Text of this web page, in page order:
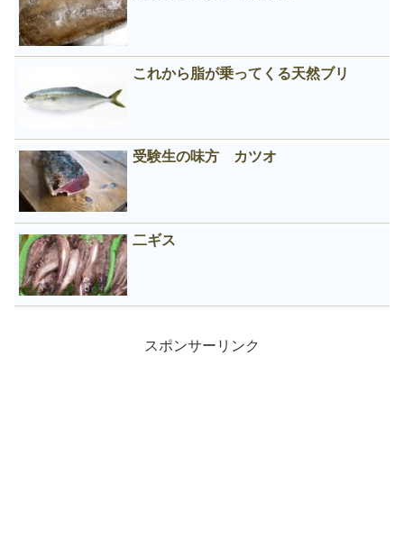
これから脂が乗ってくる天然ブリ
受験生の味方 カツオ
二ギス
スポンサーリンク